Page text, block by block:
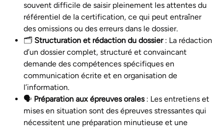
souvent difficile de saisir pleinement les attentes du
référentiel de la certification, ce qui peut entraîner
des omissions ou des erreurs dans le dossier.
🗂️ Structuration et rédaction du dossier: La rédaction
d’un dossier complet, structuré et convaincant
demande des compétences spécifiques en
communication écrite et en organisation de
l’information.
🗣️ Préparation aux épreuves orales: Les entretiens et
mises en situation sont des épreuves stressantes qui
nécessitent une préparation minutieuse et une